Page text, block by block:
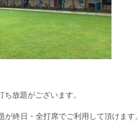
ち放題がございます。
が終日・全打席でご利用して頂けます。